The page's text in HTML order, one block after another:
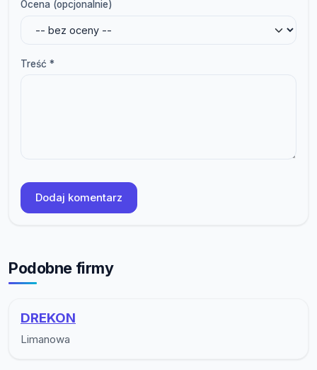
Ocena (opcjonalnie)
Treść *
Dodaj komentarz
Podobne firmy
DREKON
Limanowa